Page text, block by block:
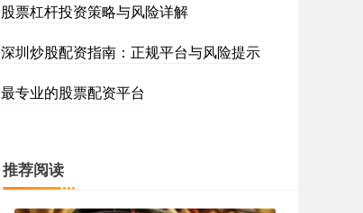
股票杠杆投资策略与风险详解
深圳炒股配资指南：正规平台与风险提示
最专业的股票配资平台
推荐阅读